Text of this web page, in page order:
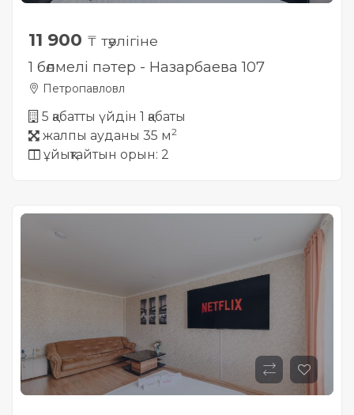
11 900 ₸ тәулігіне
1 бөлмелі пәтер - Назарбаева 107
Петропавловл
5 қабатты үйдін 1 қабаты
жалпы ауданы 35 м2
ұйықтайтын орын: 2